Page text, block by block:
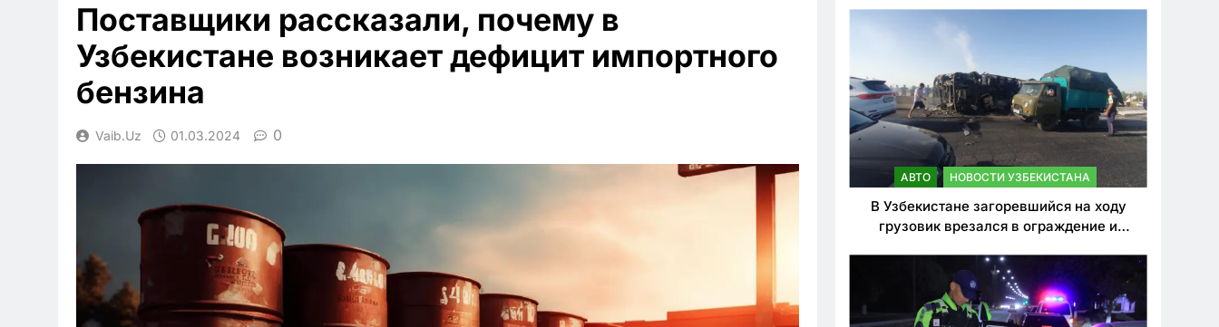
Поставщики рассказали, почему в
Узбекистане возникает дефицит импортного
бензина
Vaib.uz 01.03.2024 0
АВТО НОВОСТИ УЗБЕКИСТАНА
В Узбекистане загоревшийся на ходу
грузовик врезался в ограждение и